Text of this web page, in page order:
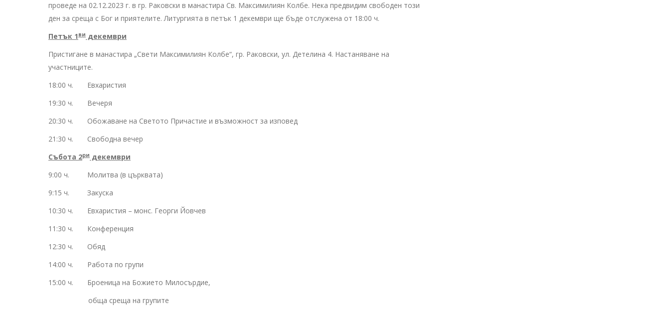
проведе на 02.12.2023 г. в гр. Раковски в манастира Св. Максимилиян Колбе. Нека предвидим свободен този
ден за среща с Бог и приятелите. Литургията в петък 1 декември ще бъде отслужена от 18:00 ч.
Петък 1 ви декември
Пристигане в манастира „Свети Максимилиян Колбе“, гр. Раковски, ул. Детелина 4. Настаняване на
участниците.
18:00 ч. Евхаристия
19:30 ч. Вечеря
20:30 ч. Обожаване на Светото Причастие и възможност за изповед
21:30 ч. Свободна вечер
Събота 2ри декември
9:00 ч. Молитва (в църквата)
9:15 ч. Закуска
10:30 ч. Евхаристия – монс. Георги Йовчев
11:30 ч. Конференция
12:30 ч. Обяд
14:00 ч. Работа по групи
15:00 ч. Броеница на Божието Милосърдие,
обща среща на групите